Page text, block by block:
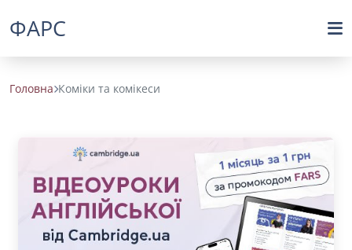
ФАРС
Головна Коміки та комікеси